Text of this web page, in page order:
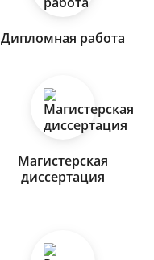
Дипломная работа
Магистерская
диссертация